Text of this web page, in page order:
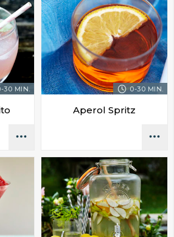
30 MIN. 0-30 MIN.
Aperol Spritz